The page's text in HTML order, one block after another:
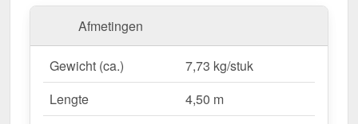
Gemaakt vanPolycarbonaatmet een
materiaaldikte van 1,00 mm
dakoplossing. Deplaatbreedte van 1,14 men de
effectieve werkende breedte van 1,10 m
Heldervariant zorgt voor optimale
Afmetingen
Gewicht (ca.)
7,73 kg/stuk
Lengte
4,50 m